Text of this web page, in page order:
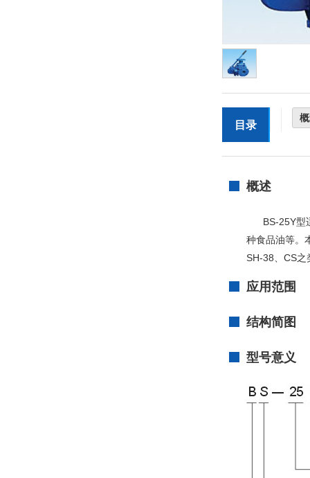
目录
概述
BS-25Y型适
种食品油等。
SH-38、CS之
应用范围
结构简图
型号意义